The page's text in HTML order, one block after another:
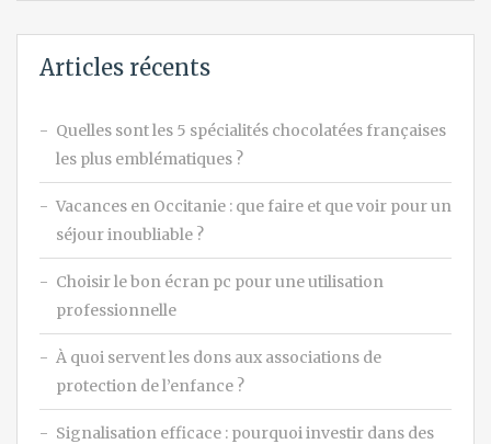
Articles récents
Quelles sont les 5 spécialités chocolatées françaises
les plus emblématiques ?
Vacances en Occitanie : que faire et que voir pour un
séjour inoubliable ?
Choisir le bon écran pc pour une utilisation
professionnelle
À quoi servent les dons aux associations de
protection de l’enfance ?
Signalisation efficace : pourquoi investir dans des